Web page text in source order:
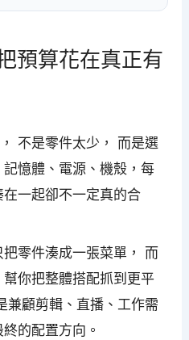
預算花在真正有
不是零件太少， 而是選
憶體、電源、機殼，每
一起卻不一定真的合
零件湊成一張菜單， 而
你把整體搭配抓到更平
兼顧剪輯、直播、工作需
的配置方向。